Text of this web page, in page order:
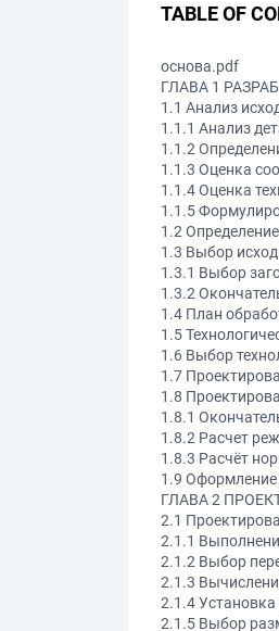
TABLE OF
основа.pdf
ГЛАВА 1
1.1 Анализ
1.1.1 Анализ
1.1.2
1.1.3 Оценка
1.1.4 Оценка
1.1.5
1.2
1.3 Выбор
1.3.1 Выбор
1.3.2
1.4 План
1.5
1.6 Выбор
1.7
1.8
1.8.1
1.8.2 Расчет
1.8.3 Расчёт
1.9 Оформление
ГЛАВА 2
2.1
2.1.1
2.1.2 Выбор
2.1.3
2.1.4
2.1.5 Выбор